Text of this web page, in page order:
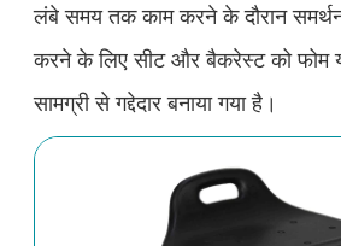
लंबे समय तक काम करने के दौरान
करने के लिए सीट और बैकरेस्ट को फोम
सामग्री से गद्देदार बनाया गया है।